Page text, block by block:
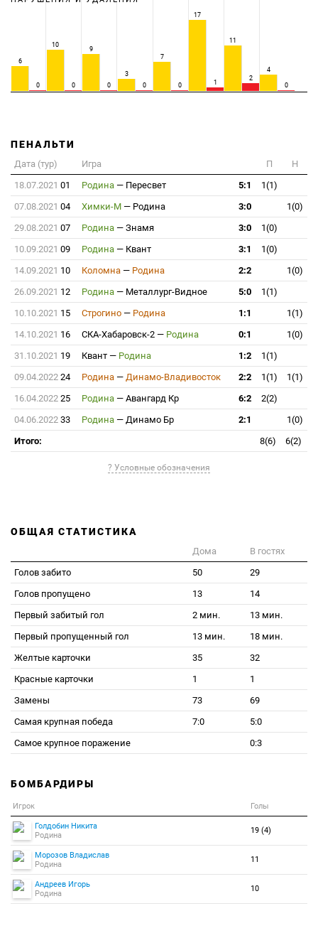
6
0
10
0
9
0
3
0
7
0
17
1
11
2
4
0
ПЕНАЛЬТИ
Дата (тур) Игра П
Н
18.07.2021 01 Родина — Пересвет 5:1
1(1)
07.08.2021 04 Химки-М — Родина 3:0
1(0)
29.08.2021 07 Родина — Знамя 3:0
1(0)
10.09.2021 09 Родина — Квант 3:1
1(0)
14.09.2021 10 Коломна — Родина 2:2
1(0)
26.09.2021 12 Родина — Металлург-Видное 5:0
1(1)
10.10.2021 15 Строгино — Родина 1:1
1(1)
14.10.2021 16 СКА-Хабаровск-2 — Родина 0:1
1(0)
31.10.2021 19 Квант — Родина 1:2
1(1)
09.04.2022 24 Родина — Динамо-Владивосток 2:2 1(1)
1(1)
16.04.2022 25 Родина — Авангард Кр 6:2
2(2)
04.06.2022 33 Родина — Динамо Бр 2:1
1(0)
Итого:
8(6) 6(2)
? Условные обозначения
ОБЩАЯ СТАТИСТИКА
Дома
В гостях
Голов забито
50
29
Голов пропущено
13
14
Первый забитый гол
2 мин.
13 мин.
Первый пропущенный гол
13 мин.
18 мин.
Желтые карточки
35
32
Красные карточки
1
1
Замены
73
69
Самая крупная победа
7:0
5:0
Самое крупное поражение
0:3
БОМБАРДИРЫ
Игрок Голы
Голдобин Никита
Родина
19 (4)
Морозов Владислав
Родина
11
Андреев Игорь
Родина
10